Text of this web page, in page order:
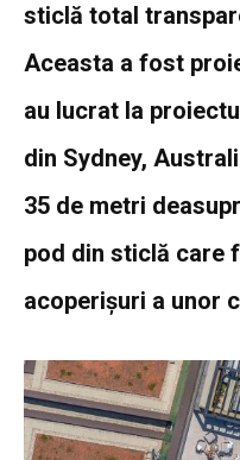
sticlă total
Aceasta a fost
au lucrat la
din Sydney,
35 de metri
pod din sticlă care
acoperișuri a unor